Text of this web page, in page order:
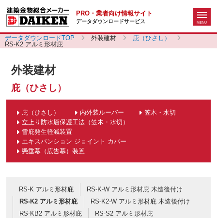
PRO・業者向け情報サイト
データダウンロードサービス
データダウンロードTOP 外装建材
庇（ひさし）
RS-K2 アルミ形材庇
外装建材
庇（ひさし）
庇（ひさし） 内外装ルーバー
笠木・水切
立上り防水層保護工法（笠木・水切）
雪庇発生軽減装置
エキスパンション ジョイント カバー
懸垂幕（広告幕）装置
RS-K アルミ形材庇
RS-K-W アルミ形材庇 木造後付け
RS-K2 アルミ形材庇
RS-K2-W アルミ形材庇 木造後付け
RS-KB2 アルミ形材庇
RS-S2 アルミ形材庇